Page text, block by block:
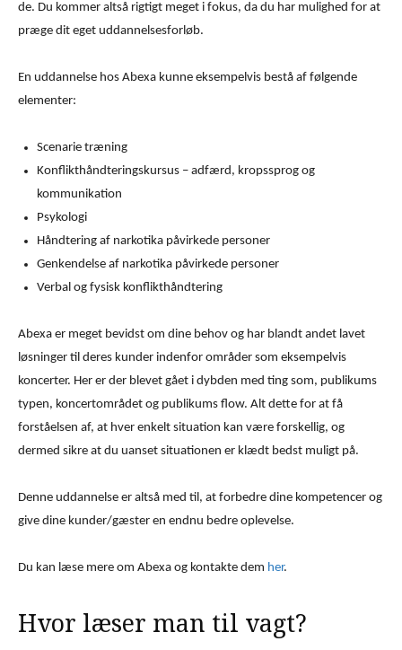
de. Du kommer altså rigtigt meget i fokus, da du har mulighed for at
præge dit eget uddannelsesforløb.
En uddannelse hos Abexa kunne eksempelvis bestå af følgende
elementer:
Scenarie træning
Konflikthåndteringskursus – adfærd, kropssprog og
kommunikation
Psykologi
Håndtering af narkotika påvirkede personer
Genkendelse af narkotika påvirkede personer
Verbal og fysisk konflikthåndtering
Abexa er meget bevidst om dine behov og har blandt andet lavet
løsninger til deres kunder indenfor områder som eksempelvis
koncerter. Her er der blevet gået i dybden med ting som, publikums
typen, koncertområdet og publikums flow. Alt dette for at få
forståelsen af, at hver enkelt situation kan være forskellig, og
dermed sikre at du uanset situationen er klædt bedst muligt på.
Denne uddannelse er altså med til, at forbedre dine kompetencer og
give dine kunder/gæster en endnu bedre oplevelse.
Du kan læse mere om Abexa og kontakte dem her.
Hvor læser man til vagt?